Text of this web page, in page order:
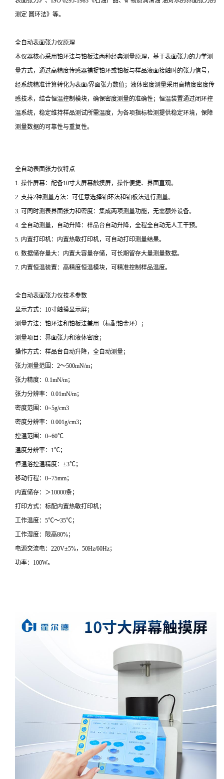
测定 圆环法》等。
全自动表面张力仪原理
本仪器核心采用铂环法与铂板法两种经典测量原理，基于表面张力的力学测
量方式，通过高精度传感器捕捉铂环或铂板与样品液面接触时的张力信号，
经系统精准计算转化为表面/界面张力数值；液体密度测量采用高精度密度传
感技术，结合恒温控制模块，确保密度测量的准确性；恒温装置通过闭环控
温系统，稳定维持样品测试所需温度，为各项指标检测提供稳定环境，保障
测量数据的可靠性与重复性。
全自动表面张力仪特点
1. 操作屏幕：配备10寸大屏幕触摸屏，操作便捷、界面直观。
2. 支持2种测量方法：可任意选择铂环法和铂板法进行测量。
3. 可同时测表界面张力和密度：集成两项测量功能，无需额外设备。
4. 全自动测量，自动升降：样品台自动升降，全程全自动无人工干预。
5. 内置打印机：内置热敏打印机，可自动打印测量结果。
6. 数据储存量大：内置大容量存储，可长期留存大量测量数据。
7. 内置恒温装置：高精度恒温模块，可精准控制样品温度。
全自动表面张力仪技术参数
显示方式：10寸触摸显示屏；
测量方法：铂环法和铂板法兼用（标配铂金环）；
测量项目：界面张力和液体密度；
操作方式：样品台自动升降，全自动测量；
张力测量范围：2～500mN/m；
张力精度：0.1mN/m；
张力分辨率：0.01mN/m；
密度范围：0~5g/cm3
密度分辨率：0.001g/cm3；
控温范围：0~60℃
温度分辨率：1℃；
恒温浴控温精度：±3℃；
移动行程：0~75mm；
内置储存：＞10000条；
打印方式：标配内置热敏打印机；
工作温度：5℃～35℃；
工作湿度：限高80%；
电源交流电：220V±5%，50Hz/60Hz；
功率：100W。